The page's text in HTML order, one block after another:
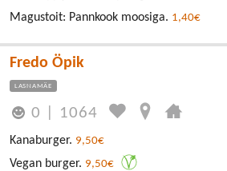
Magustoit: Pannkook moosiga. 1,40€
Fredo Öpik
LASNAMÄE
0 1064
Kanaburger. 9,50€
Vegan burger. 9,50€